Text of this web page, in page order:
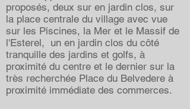
proposés, deux sur en jardin clos, sur
la place centrale du village avec vue
sur les Piscines, la Mer et le Massif de
l'Esterel, un en jardin clos du côté
tranquille des jardins et golfs, à
proximité du centre et le dernier sur la
très recherchée Place du Belvedere à
proximité immédiate des commerces.